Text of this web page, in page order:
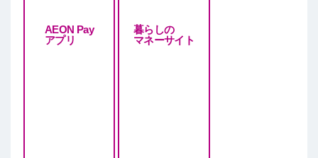
AEON Pay
アプリ
暮らしの
マネーサイト